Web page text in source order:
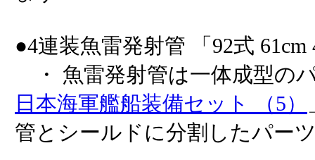
●4連装魚雷発射管 「92式
・ 魚雷発射管は一体成型の
日本海軍艦船装備セット （5）
管とシールドに分割したパー